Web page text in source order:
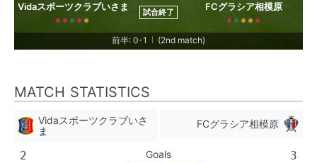
Vidaスポーツクラブいさま 試合終了 FCグラシア相模原
前半: 0-1 (2nd match)
MATCH STATISTICS
Vidaスポーツクラブいさ
ま
FCグラシア相模原
2 Goals 3